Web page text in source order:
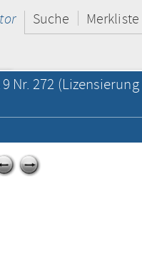
Suche Merkliste
Nr. 272